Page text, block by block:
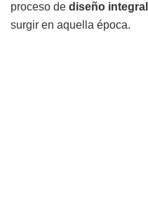
proceso de diseño integral
surgir en aquella época.